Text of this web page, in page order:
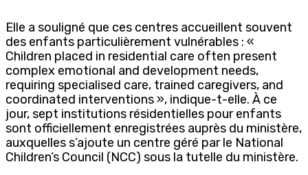
Elle a souligné que ces centres accueillent souvent
des enfants particulièrement vulnérables : «
Children placed in residential care often present
complex emotional and development needs,
requiring specialised care, trained caregivers, and
coordinated interventions », indique-t-elle. À ce
jour, sept institutions résidentielles pour enfants
sont officiellement enregistrées auprès du ministère,
auxquelles s’ajoute un centre géré par le National
Children’s Council (NCC) sous la tutelle du ministère.